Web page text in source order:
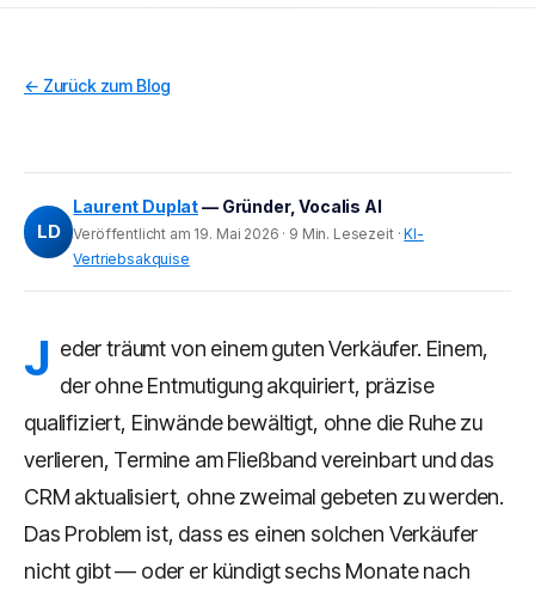
← Zurück zum Blog
LD
Laurent Duplat— Gründer, Vocalis AI
Veröffentlicht am 19. Mai 2026 · 9 Min. Lesezeit ·KI-
Vertriebsakquise
J eder träumt von einem guten Verkäufer. Einem,
der ohne Entmutigung akquiriert, präzise
qualifiziert, Einwände bewältigt, ohne die Ruhe zu
verlieren, Termine am Fließband vereinbart und das
CRM aktualisiert, ohne zweimal gebeten zu werden.
Das Problem ist, dass es einen solchen Verkäufer
nicht gibt — oder er kündigt sechs Monate nach